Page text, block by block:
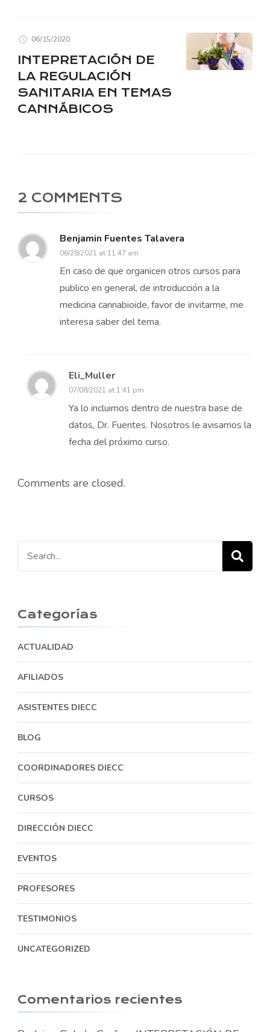
06/15/2020
INTEPRETACIÓN DE
LA REGULACIÓN
SANITARIA EN TEMAS
CANNÁBICOS
2 COMMENTS
Benjamin Fuentes Talavera
06/28/2021 at 11:47 am
En caso de que organicen otros cursos para
publico en general, de introducción a la
medicina cannabioide, favor de invitarme, me
interesa saber del tema.
Eli_Muller
07/08/2021 at 1:41 pm
Ya lo incluimos dentro de nuestra base de
datos, Dr. Fuentes. Nosotros le avisamos la
fecha del próximo curso.
Comments are closed.
Categorías
ACTUALIDAD
AFILIADOS
ASISTENTES DIECC
BLOG
COORDINADORES DIECC
CURSOS
DIRECCIÓN DIECC
EVENTOS
PROFESORES
TESTIMONIOS
UNCATEGORIZED
Comentarios recientes